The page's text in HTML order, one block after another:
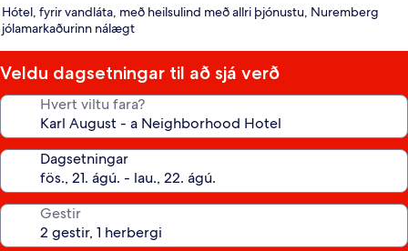
Hótel, fyrir vandláta, með heilsulind með allri þjónustu, Nuremberg
jólamarkaðurinn nálægt
Veldu dagsetningar til að sjá verð
Hvert viltu fara?
Dagsetningar
Gestir